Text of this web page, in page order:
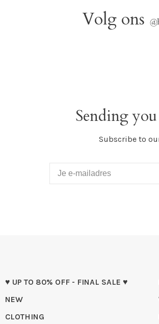
Volg ons @
Sending
Subscribe to
♥ UP TO 80% OFF - FINAL SALE ♥
NEW
CLOTHING